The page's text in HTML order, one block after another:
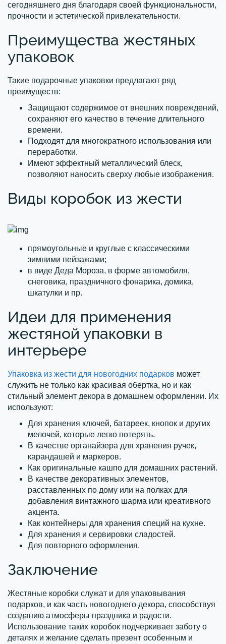
сегодняшнего дня благодаря своей функциональности,
прочности и эстетической привлекательности.
Преимущества жестяных
упаковок
Такие подарочные упаковки предлагают ряд
преимуществ:
Защищают содержимое от внешних повреждений,
сохраняют его качество в течение длительного
времени.
Подходят для многократного использования или
переработки.
Имеют эффектный металлический блеск,
позволяют наносить сверху любые изображения.
Виды коробок из жести
прямоугольные и круглые с классическими
зимними пейзажами;
в виде Деда Мороза, в форме автомобиля,
снеговика, праздничного фонарика, домика,
шкатулки и пр.
Идеи для применения
жестяной упаковки в
интерьере
Упаковка из жести для новогодних подарков может
служить не только как красивая обертка, но и как
стильный элемент декора в домашнем оформлении. Их
используют:
Для хранения ключей, батареек, кнопок и других
мелочей, которые легко потерять.
В качестве органайзера для хранения ручек,
карандашей и маркеров.
Как оригинальные кашпо для домашних растений.
В качестве декоративных элементов,
расставленных по дому или на полках для
добавления винтажного шарма или креативного
акцента.
Как контейнеры для хранения специй на кухне.
Для хранения и сервировки сладостей.
Для повторного оформления.
Заключение
Жестяные коробки служат и для упаковывания
подарков, и как часть новогоднего декора, способствуя
созданию атмосферы праздника и радости.
Использование таких коробок подчеркивает заботу о
деталях и желание сделать презент особенным и